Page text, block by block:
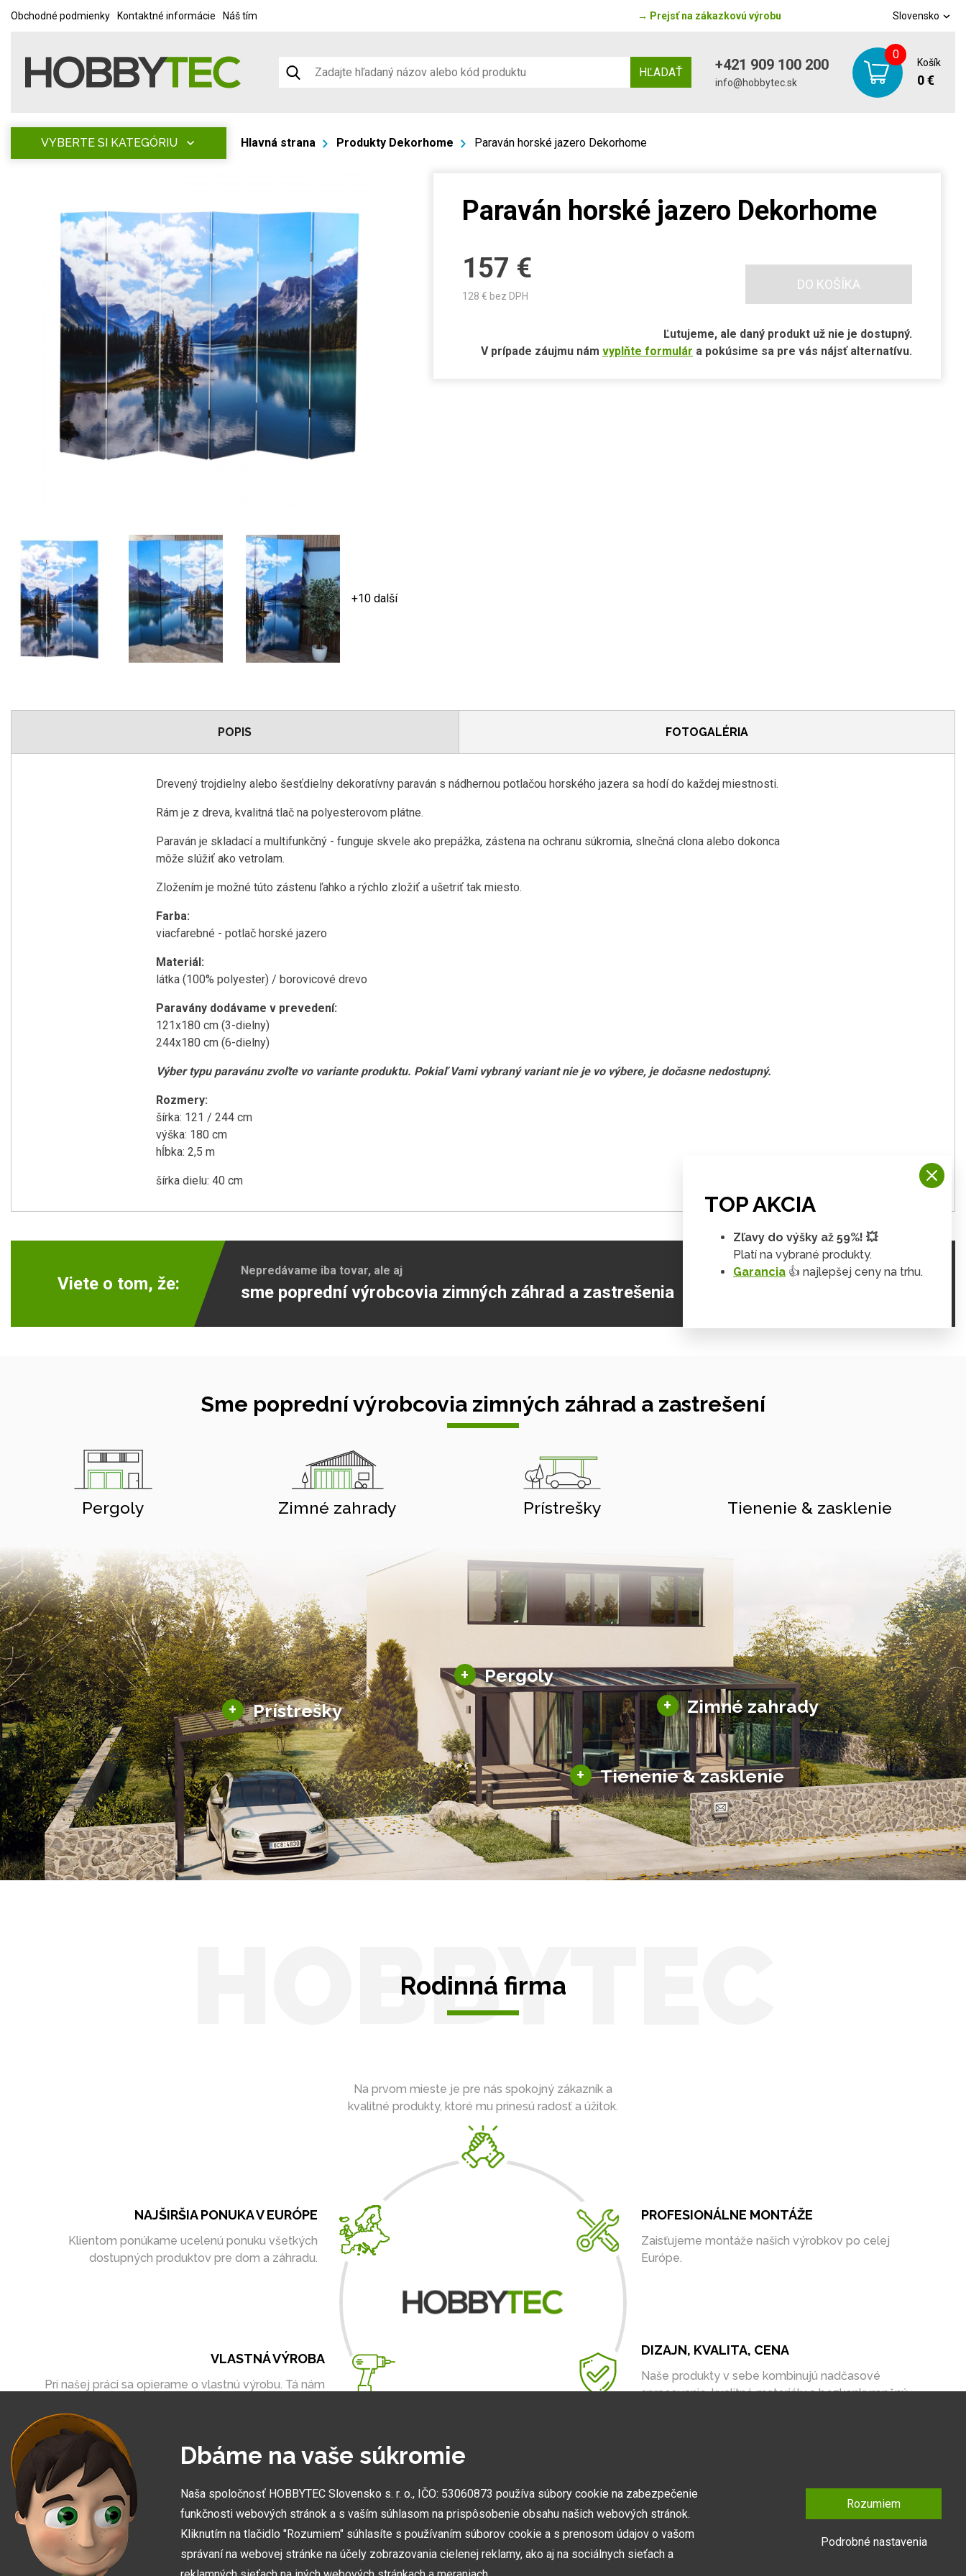
Obchodné podmienky Kontaktné informácie Náš tím → Prejsť na zákazkovú výrobu Slovensko
HĽADAŤ +421 909 100 200
info@hobbytec.sk
0
Košík
0 €
VYBERTE SI KATEGÓRIU Hlavná strana Produkty Dekorhome Paraván horské jazero Dekorhome
+10 další
Paraván horské jazero Dekorhome
157 €
128 € bez DPH
DO KOŠÍKA
Ľutujeme, ale daný produkt už nie je dostupný.
V prípade záujmu nám vyplňte formulár a pokúsime sa pre vás nájsť alternatívu.
POPIS FOTOGALÉRIA
Drevený trojdielny alebo šesťdielny dekoratívny paraván s nádhernou potlačou horského jazera sa hodí do každej miestnosti.
Rám je z dreva, kvalitná tlač na polyesterovom plátne.
Paraván je skladací a multifunkčný - funguje skvele ako prepážka, zástena na ochranu súkromia, slnečná clona alebo dokonca
môže slúžiť ako vetrolam.
Zložením je možné túto zástenu ľahko a rýchlo zložiť a ušetriť tak miesto.
Farba:
viacfarebné - potlač horské jazero
Materiál:
látka (100% polyester) / borovicové drevo
Paravány dodávame v prevedení:
121x180 cm (3-dielny)
244x180 cm (6-dielny)
Výber typu paravánu zvoľte vo variante produktu. Pokiaľ Vami vybraný variant nie je vo výbere, je dočasne nedostupný.
Rozmery:
šírka: 121 / 244 cm
výška: 180 cm
hĺbka: 2,5 m
šírka dielu: 40 cm
Viete o tom, že:
Nepredávame iba tovar, ale aj
sme poprední výrobcovia zimných záhrad a zastrešenia
Sme poprední výrobcovia zimných záhrad a zastrešení
Pergoly Zimné zahrady Prístrešky Tienenie & zasklenie
+ Pergoly
Hliníkové pergoly
Bioklimatické pergoly
Altány a zastrešenie
Solárne pergoly
+ Zimné zahrady
Sezónne zimné záhrady
Hliníkové zimné záhrady
Posuvné zimné záhrady
Solárne zimné záhrady
+ Prístrešky
Hliníkové prístrešky
Solárne prístrešky pre auto
+ Tienenie & zasklenie
Tienenie
Zasklenie
HOBBYTEC
Rodinná firma
Na prvom mieste je pre nás spokojný zákazník a
kvalitné produkty, ktoré mu prinesú radosť a úžitok.
PROFESIONÁLNE MONTÁŽE
Zaisťujeme montáže našich výrobkov po celej
Európe.
DIZAJN, KVALITA, CENA
Naše produkty v sebe kombinujú nadčasové
spracovanie, kvalitné materiály a bezkonkurenčnú
NAJVÄČŠIE SHOWROOMY
Vytvorili sme najväčšie ukážkové centrá svojho druhu
v ČR a SK. Nájdete nás v Prahe a Prešove.
VLASTNÁ VÝROBA
Pri našej práci sa opierame o vlastnú výrobu. Tá nám
NAJŠIRŠIA PONUKA V EURÓPE
Klientom ponúkame ucelenú ponuku všetkých
dostupných produktov pre dom a záhradu.
TOP AKCIA
Zľavy do výšky až 59%! 💥
Platí na vybrané produkty.
Garancia 👍 najlepšej ceny na trhu.
Dbáme na vaše súkromie
Naša spoločnosť HOBBYTEC Slovensko s. r. o., IČO: 53060873 používa súbory cookie na zabezpečenie
funkčnosti webových stránok a s vaším súhlasom na prispôsobenie obsahu našich webových stránok.
Kliknutím na tlačidlo "Rozumiem" súhlasíte s používaním súborov cookie a s prenosom údajov o vašom
správaní na webovej stránke na účely zobrazovania cielenej reklamy, ako aj na sociálnych sieťach a
Rozumiem
Podrobné nastavenia